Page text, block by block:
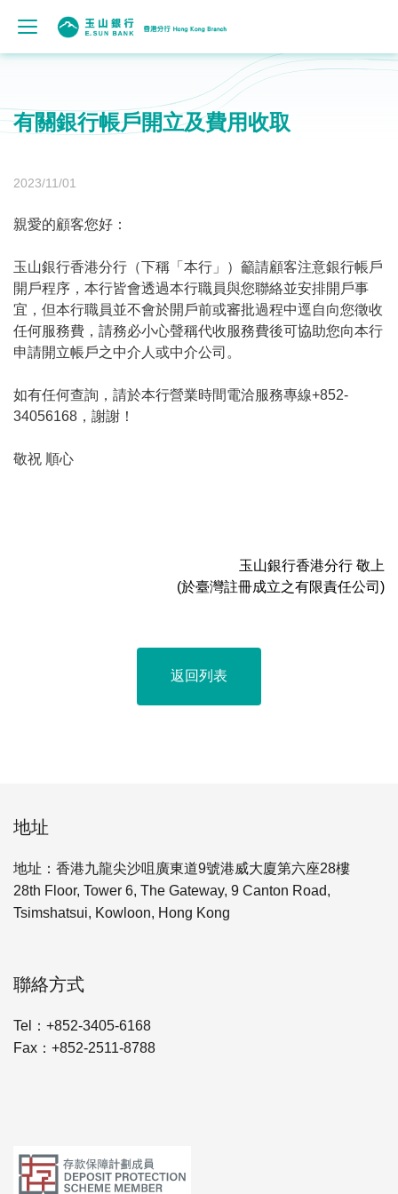
有關銀行帳戶開立及費用收取
2023/11/01
親愛的顧客您好：
玉山銀行香港分行（下稱「本行」）籲請顧客注意銀行帳戶
開戶程序，本行皆會透過本行職員與您聯絡並安排開戶事
宜，但本行職員並不會於開戶前或審批過程中逕自向您徵收
任何服務費，請務必小心聲稱代收服務費後可協助您向本行
申請開立帳戶之中介人或中介公司。
如有任何查詢，請於本行營業時間電洽服務專線+852-
34056168，謝謝！
敬祝 順心
玉山銀行香港分行 敬上
(於臺灣註冊成立之有限責任公司)
返回列表
地址
地址：香港九龍尖沙咀廣東道9號港威大廈第六座28樓
28th Floor, Tower 6, The Gateway, 9 Canton Road,
Tsimshatsui, Kowloon, Hong Kong
聯絡方式
Tel：+852-3405-6168
Fax：+852-2511-8788